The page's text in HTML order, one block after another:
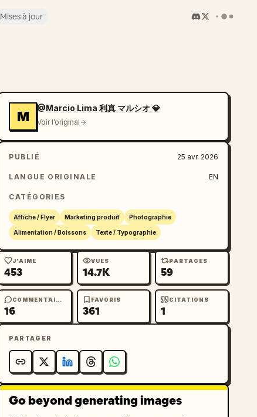
Mises à jour
M
@Marcio Lima 利真 マルシオ 💎
Voir l’original
PUBLIÉ 25 avr. 2026
LANGUE ORIGINALE EN
CATÉGORIES
Affiche / Flyer Marketing produit Photographie
Alimentation / Boissons Texte / Typographie
J’AIME
453
VUES
14.7K
PARTAGES
59
COMMENTAIRES
16
FAVORIS
361
CITATIONS
1
PARTAGER
Go beyond generating images